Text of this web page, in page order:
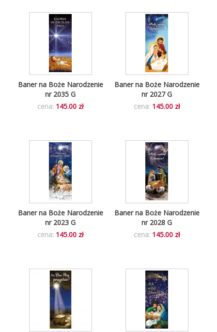
Baner na Boże Narodzenie
nr 2027 G
cena: 145.00 zł
Baner na Boże Narodzenie
nr 2035 G
cena: 145.00 zł
Baner na Boże Narodzenie
nr 2028 G
cena: 145.00 zł
Baner na Boże Narodzenie
nr 2023 G
cena: 145.00 zł